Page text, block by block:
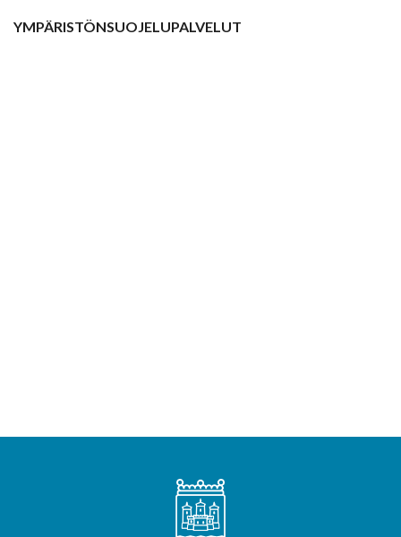
YMPÄRISTÖNSUOJELUPALVELUT